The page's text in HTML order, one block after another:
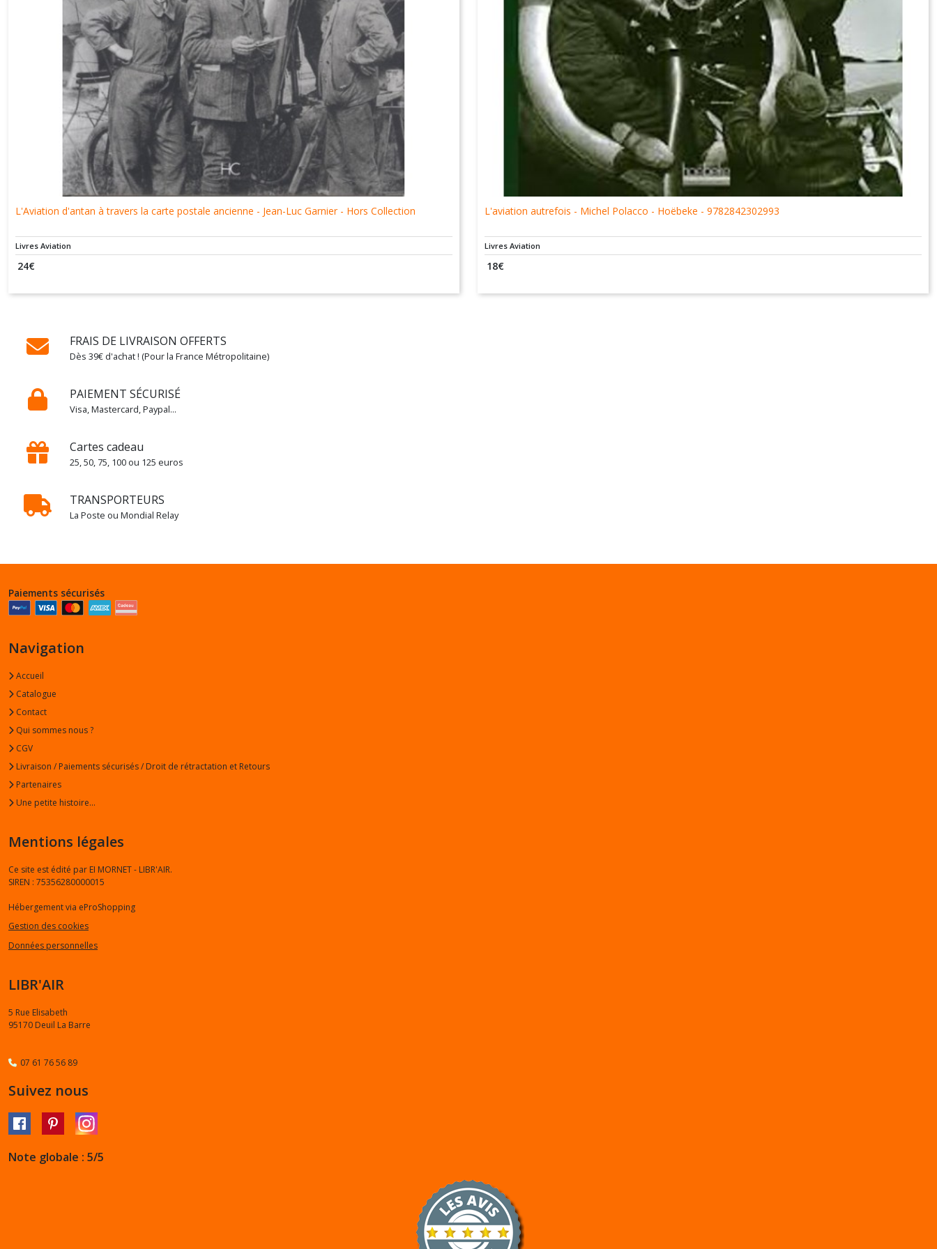
L'Aviation d'antan à travers la carte postale ancienne - Jean-Luc Garnier - Hors Collection
Livres Aviation
24€
L'aviation autrefois - Michel Polacco - Hoëbeke - 9782842302993
Livres Aviation
18€
FRAIS DE LIVRAISON OFFERTS
Dès 39€ d'achat ! (Pour la France Métropolitaine)
PAIEMENT SÉCURISÉ
Visa, Mastercard, Paypal...
Cartes cadeau
25, 50, 75, 100 ou 125 euros
TRANSPORTEURS
La Poste ou Mondial Relay
Technologie
Paiements sécurisés
Navigation
Accueil
Catalogue
Contact
Qui sommes nous ?
CGV
Livraison / Paiements sécurisés / Droit de rétractation et Retours
Partenaires
Une petite histoire...
Mentions légales
Ce site est édité par EI MORNET - LIBR'AIR.
SIREN : 75356280000015
Hébergement via eProShopping
Gestion des cookies
Données personnelles
LIBR'AIR
5 Rue Elisabeth
95170 Deuil La Barre
07 61 76 56 89
Suivez nous
Note globale : 5/5